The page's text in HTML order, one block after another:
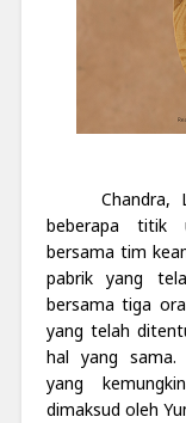
Chandra,
beberapa titik
bersama tim
pabrik yang
bersama tiga
yang telah
hal yang sama.
yang
dimaksud oleh